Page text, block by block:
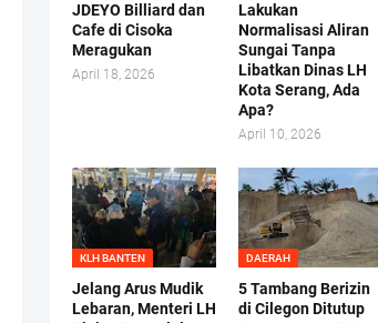
JDEYO Billiard dan
Cafe di Cisoka
Meragukan
April 18, 2026
Lakukan
Normalisasi Aliran
Sungai Tanpa
Libatkan Dinas LH
Kota Serang, Ada
Apa?
April 10, 2026
KLH BANTEN
Jelang Arus Mudik
Lebaran, Menteri LH
DAERAH
5 Tambang Berizin
di Cilegon Ditutup